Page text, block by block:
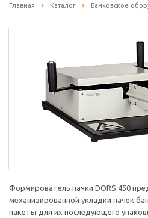
Главная Каталог Банковское
Формирователь пачки DORS 450
механизированной укладки пачек
пакеты для их последующего